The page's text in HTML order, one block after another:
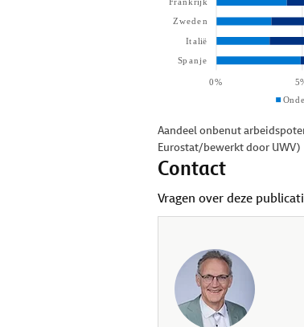
Aandeel onbenut
Eurostat/bewerkt door UWV)
Contact
Vragen over deze